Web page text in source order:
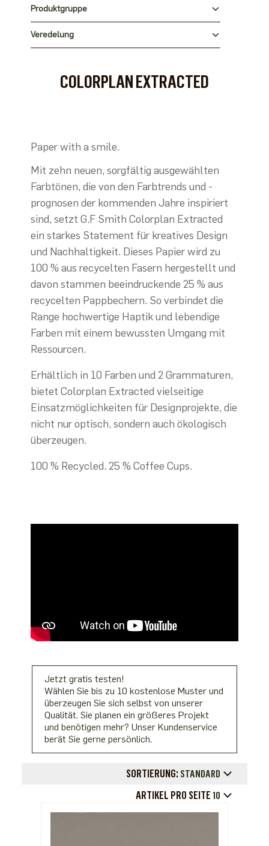
Produktgruppe
Veredelung
COLORPLAN EXTRACTED
Paper with a smile.
Mit zehn neuen, sorgfältig ausgewählten
Farbtönen, die von den Farbtrends und -
prognosen der kommenden Jahre inspiriert
sind, setzt G.F Smith Colorplan Extracted
ein starkes Statement für kreatives Design
und Nachhaltigkeit. Dieses Papier wird zu
100 % aus recycelten Fasern hergestellt und
davon stammen beeindruckende 25 % aus
recycelten Pappbechern. So verbindet die
Range hochwertige Haptik und lebendige
Farben mit einem bewussten Umgang mit
Ressourcen.
Erhältlich in 10 Farben und 2 Grammaturen,
bietet Colorplan Extracted vielseitige
Einsatzmöglichkeiten für Designprojekte, die
nicht nur optisch, sondern auch ökologisch
überzeugen.
100 % Recycled. 25 % Coffee Cups.
Jetzt gratis testen!
Wählen Sie bis zu 10 kostenlose Muster und
überzeugen Sie sich selbst von unserer
Qualität. Sie planen ein größeres Projekt
und benötigen mehr? Unser Kundenservice
berät Sie gerne persönlich.
SORTIERUNG: STANDARD
ARTIKEL PRO SEITE 10